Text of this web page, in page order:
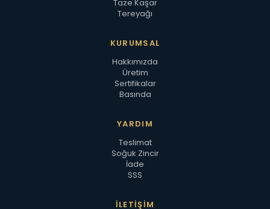
Taze Kaşar
Tereyağı
KURUMSAL
Hakkımızda
Üretim
Sertifikalar
Basında
YARDIM
Teslimat
Soğuk Zincir
İade
SSS
İLETIŞIM